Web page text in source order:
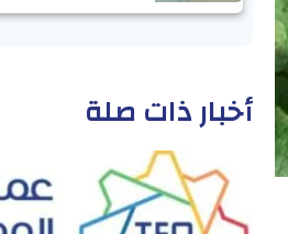
أخبار ذات صلة